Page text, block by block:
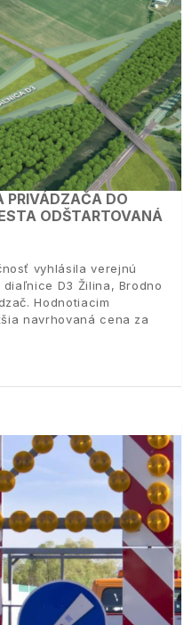
PRIVÁDZAČA DO
ODŠTARTOVANÁ
vyhlásila verejnú
D3 Žilina, Brodno
Hodnotiacim
navrhovaná cena za